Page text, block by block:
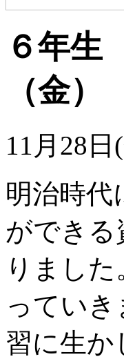
６年
（金）
11月28
明治時代
ができる
りまし
ってい
習に生